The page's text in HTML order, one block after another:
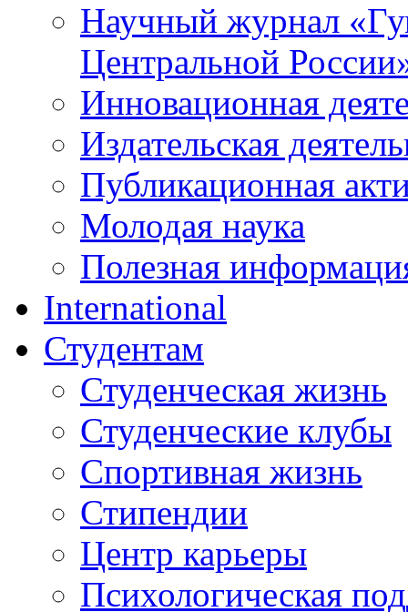
Научный журнал «
Центральной
Инновационная
Издательская
Публикационная
Молодая наука
Полезная
International
Студентам
Студенческая жизнь
Студенческие клубы
Спортивная жизнь
Стипендии
Центр карьеры
Психологическая